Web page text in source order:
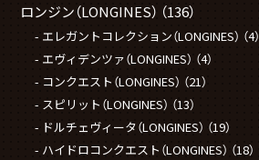
ロンジン（LONGINES） （136）
エレガントコレクション（LONGINES） （4）
エヴィデンツァ（LONGINES） （4）
コンクエスト（LONGINES） （21）
スピリット（LONGINES） （13）
ドルチェヴィータ（LONGINES） （19）
ハイドロコンクエスト（LONGINES） （18）